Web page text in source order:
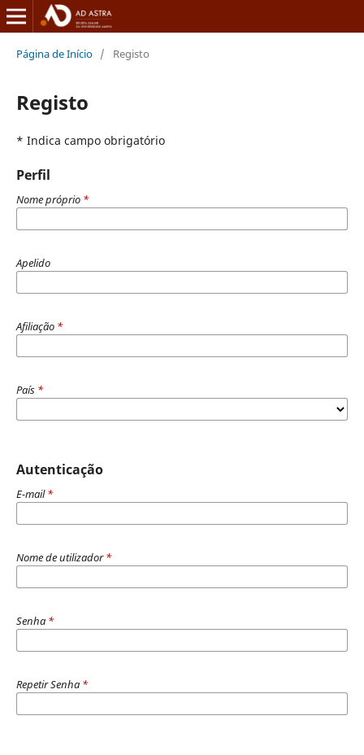
Página de Início / Registo
Registo
* Indica campo obrigatório
Perfil
Nome próprio *
Apelido
Afiliação *
País *
Autenticação
E-mail*
Nome de utilizador*
Senha *
Repetir Senha *